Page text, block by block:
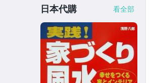
日本代購 看全部